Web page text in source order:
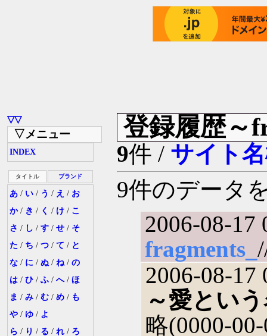
▽▽
▽メニュー
INDEX
タイトル ブランド
あ / い / う / え / お
か/ き / く / け / こ
さ / し / す / せ / そ
た / ち / つ / て / と
な / に / ぬ / ね/ の
は / ひ / ふ / へ/ ほ
ま / み / む / め / も
や / ゆ / よ
ら / り / る / れ / ろ
登録履歴～
9件 / サイト
9件のデータ
2006-08-17
fragments_
2006-08-17
～愛とい
略(0000-